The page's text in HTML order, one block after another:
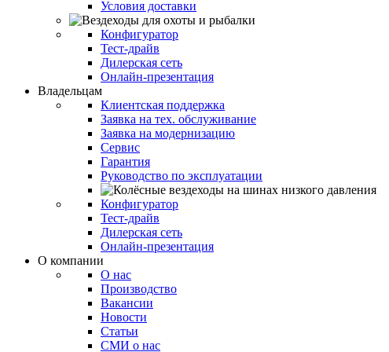
Условия доставки
Конфигуратор
Тест-драйв
Дилерская сеть
Онлайн-презентация
Владельцам
Клиентская поддержка
Заявка на тех. обслуживание
Заявка на модернизацию
Сервис
Гарантия
Руководство по эксплуатации
Конфигуратор
Тест-драйв
Дилерская сеть
Онлайн-презентация
О компании
О нас
Производство
Вакансии
Новости
Статьи
СМИ о нас